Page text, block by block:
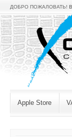
ДОБРО ПОЖАЛОВАТЬ!
Apple Store